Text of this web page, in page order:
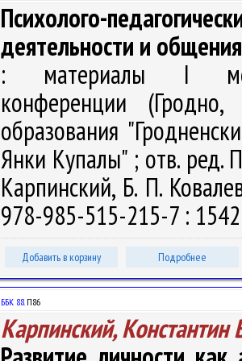
Психолого-
деятельности и общения
: материалы I
конференции
образования
Янки Купалы" ; отв. ред.
Карпинский, Б. П.
978-985-515-215-7 :
Добавить в корзину Подробнее
ББК 88.П86
Карпинский, Константин